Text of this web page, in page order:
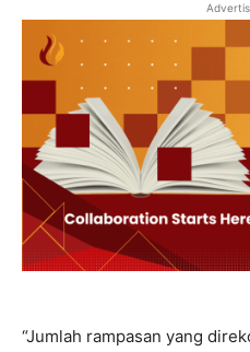
“Jumlah rampasan yang